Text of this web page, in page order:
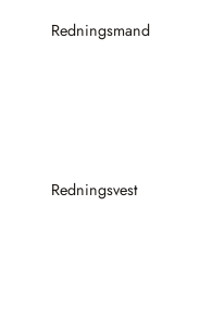
Redningsmand
Redningsvest